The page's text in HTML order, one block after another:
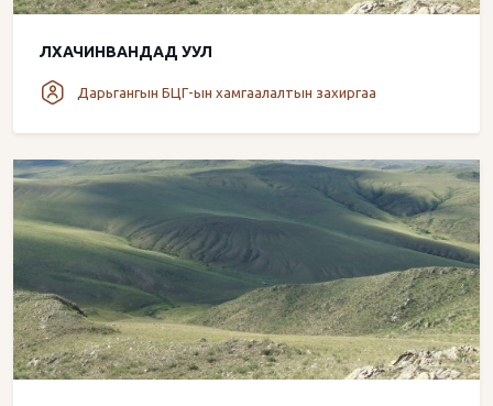
ЛХАЧИНВАНДАД УУЛ
Дарьгангын БЦГ-ын хамгаалалтын захиргаа